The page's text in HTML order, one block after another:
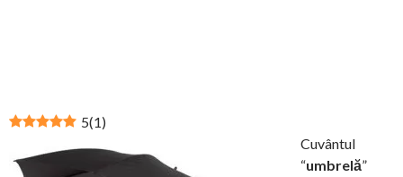
5(1)
Cuvântul
“umbrelă”